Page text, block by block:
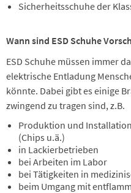
Sicherheitsschuhe der
Wann sind ESD Schuhe
ESD Schuhe müssen immer
elektrische Entladung
könnte. Dabei gibt es einige
zwingend zu tragen sind, z.B.
Produktion und
(Chips u.ä.)
in Lackierbetrieben
bei Arbeiten im Labor
bei Tätigkeiten in
beim Umgang mit